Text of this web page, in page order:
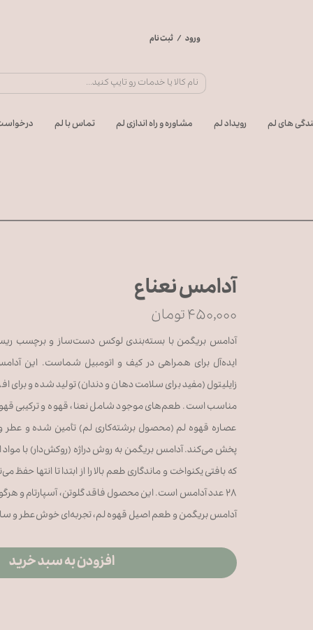
های لم رویداد لم مشاوره و راه اندازی لم تماس با لم
ورود / ثبت نام
تغییر گذر واژه
سفارشات
آدامس نعناع
۴۵۰,۰۰۰ تومان
آدامس بریگمن با بسته‌بندی لوکس دست‌ساز و برچسب
ایده‌آل برای همراهی در کیف و اتومبیل شماست. این
زایلیتول (مفید برای سلامت دهان و دندان) تولید شده و برای
مناسب است. طعم‌های موجود شامل نعنا، قهوه و ترکیبی
عصاره قهوه لم (محصول برشته‌کاری لم) تأمین شده و عطر
پخش می‌کند. آدامس بریگمن به روش دراژه (روکش‌دار) با مواد
۲۸ عدد آدامس است. این محصول فاقد گلوتن، آسپارتام و
آدامس بریگمن و طعم اصیل قهوه لم، تجربه‌ای خوش‌عطر و
افزودن به سبد خرید